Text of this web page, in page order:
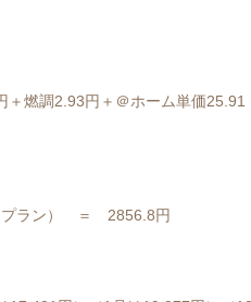
燃調2.93円＋＠ホーム単価25.91
ラン） ＝ 2856.8円